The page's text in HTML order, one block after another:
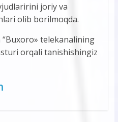
joriy va
olib borilmoqda.
telekanalining
orqali tanishishingiz